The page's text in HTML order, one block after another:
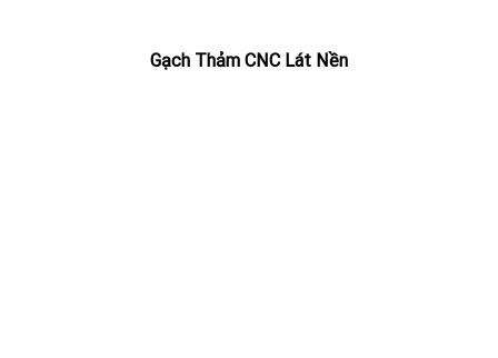
Gạch Thảm CNC Lát Nền